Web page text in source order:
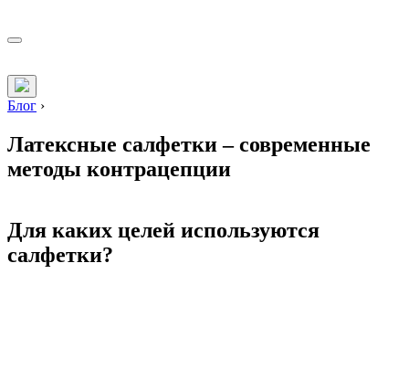
Блог ›
Латексные салфетки – современные
методы контрацепции
Для каких целей используются
салфетки?